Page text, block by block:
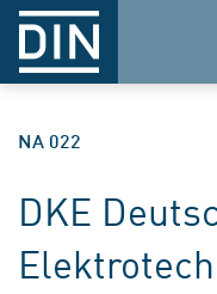
NA 022
DKE